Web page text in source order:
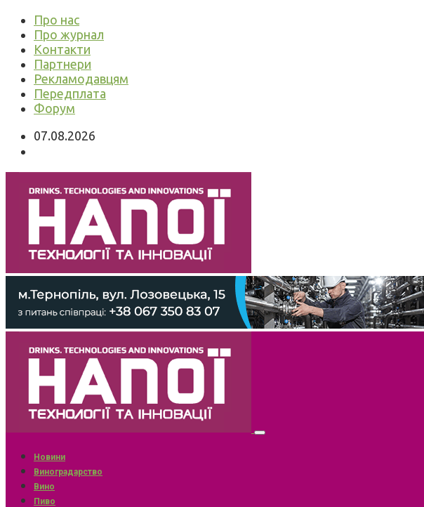
Про нас
Про журнал
Контакти
Партнери
Рекламодавцям
Передплата
Форум
07.08.2026
Новини
Виноградарство
Вино
Пиво